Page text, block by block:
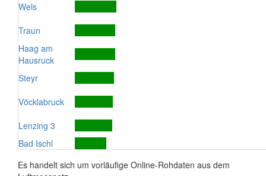
Wels
Traun
Haag am
Hausruck
Steyr
Vöcklabruck
Lenzing 3
Bad Ischl
Es handelt sich um vorläufige Online-Rohdaten aus dem